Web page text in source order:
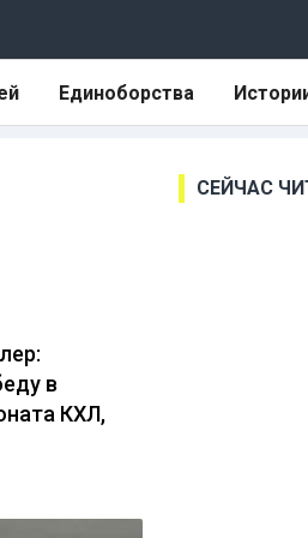
Единоборства
в
КХЛ,
СЕЙЧАС